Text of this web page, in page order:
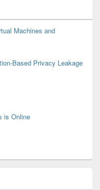
Machines and
Based Privacy Leakage
is Online